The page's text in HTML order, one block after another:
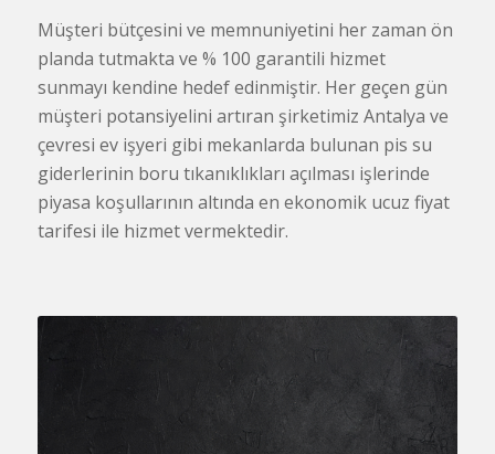
Müşteri bütçesini ve memnuniyetini her zaman ön
planda tutmakta ve % 100 garantili hizmet
sunmayı kendine hedef edinmiştir. Her geçen gün
müşteri potansiyelini artıran şirketimiz Antalya ve
çevresi ev işyeri gibi mekanlarda bulunan pis su
giderlerinin boru tıkanıklıkları açılması işlerinde
piyasa koşullarının altında en ekonomik ucuz fiyat
tarifesi ile hizmet vermektedir.